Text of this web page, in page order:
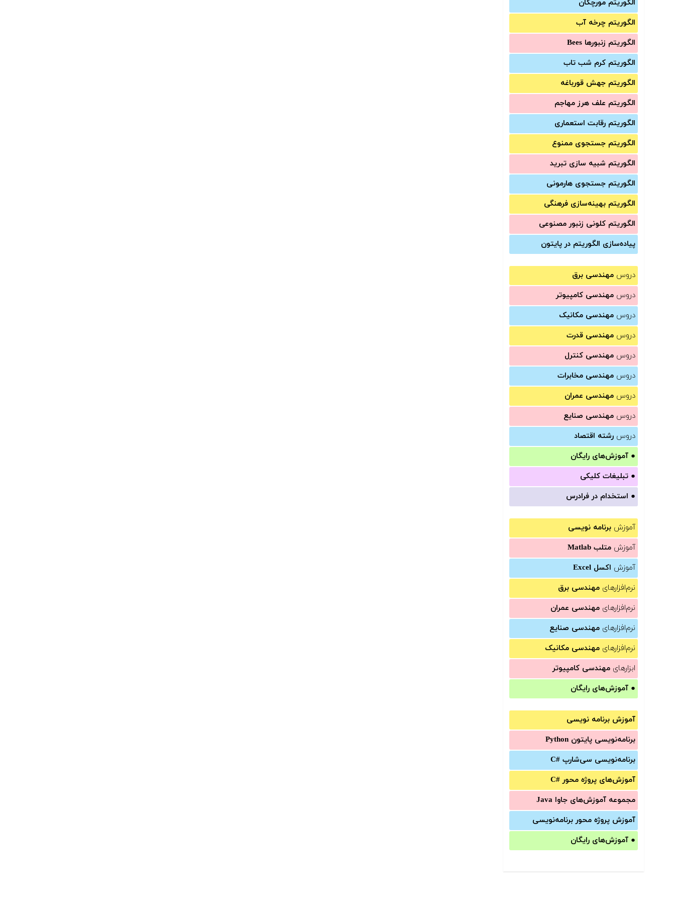
الگوریتم مورچگان
الگوریتم چرخه آب
الگوریتم زنبورها Bees
الگوریتم کرم شب تاب
الگوریتم جهش قورباغه
الگوریتم علف هرز مهاجم
الگوریتم رقابت استعماری
الگوریتم جستجوی ممنوع
الگوریتم شبیه سازی تبرید
الگوریتم جستجوی هارمونی
الگوریتم بهینه‌سازی فرهنگی
الگوریتم کلونی زنبور مصنوعی
پیاده‌سازی الگوریتم در پایتون
دروس مهندسی برق
دروس مهندسی کامپیوتر
دروس مهندسی مکانیک
دروس مهندسی قدرت
دروس مهندسی کنترل
دروس مهندسی مخابرات
دروس مهندسی عمران
دروس مهندسی صنایع
دروس رشته اقتصاد
● آموزش‌های رایگان
● تبلیغات کلیکی
● استخدام در فرادرس
آموزش برنامه نویسی
آموزش متلب Matlab
آموزش اکسل Excel
نرم‌افزارهای مهندسی برق
نرم‌افزارهای مهندسی عمران
نرم‌افزارهای مهندسی صنایع
نرم‌افزارهای مهندسی مکانیک
ابزارهای مهندسی کامپیوتر
● آموزش‌های رایگان
آموزش برنامه نویسی
برنامه‌نویسی پایتون Python
برنامه‌‌نویسی سی‌شارپ C#‎
آموزش‌های پروژه محور #C
مجموعه آموزش‌های جاوا Java
آموزش‌ پروژه محور برنامه‌نویسی
● آموزش‌های رایگان